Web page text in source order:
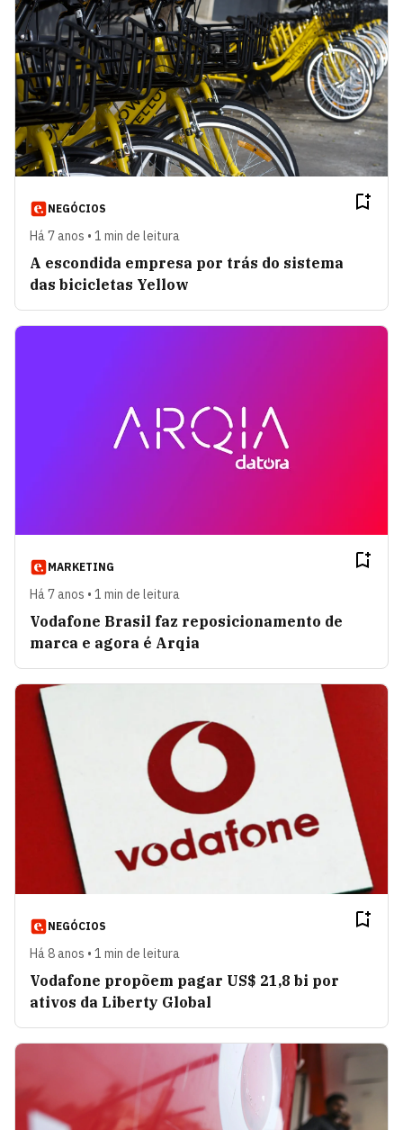
NEGÓCIOS
Há 7 anos • 1 min de leitura
A escondida empresa por trás do sistema
das bicicletas Yellow
MARKETING
Há 7 anos • 1 min de leitura
Vodafone Brasil faz reposicionamento de
marca e agora é Arqia
NEGÓCIOS
Há 8 anos • 1 min de leitura
Vodafone propõem pagar US$ 21,8 bi por
ativos da Liberty Global